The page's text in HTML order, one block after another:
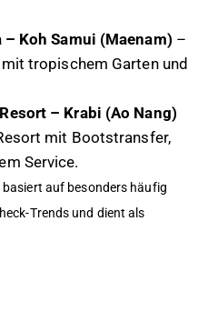
Koh Samui (Maenam) –
tropischem Garten und
– Krabi (Ao Nang)
mit Bootstransfer,
Service.
auf besonders häufig
Trends und dient als